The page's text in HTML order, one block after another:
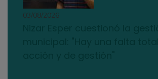
03/08/2026